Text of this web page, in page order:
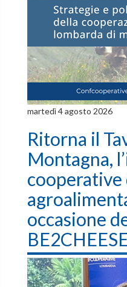
martedì 4 agosto 2026
Ritorna il
Montagna,
occasione